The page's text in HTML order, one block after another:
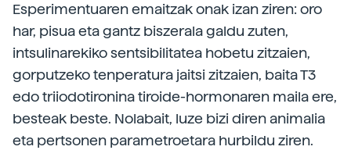
Esperimentuaren emaitzak onak izan ziren: oro
har, pisua eta gantz biszerala galdu zuten,
intsulinarekiko sentsibilitatea hobetu zitzaien,
gorputzeko tenperatura jaitsi zitzaien, baita T3
edo triiodotironina tiroide-hormonaren maila ere,
besteak beste. Nolabait, luze bizi diren animalia
eta pertsonen parametroetara hurbildu ziren.